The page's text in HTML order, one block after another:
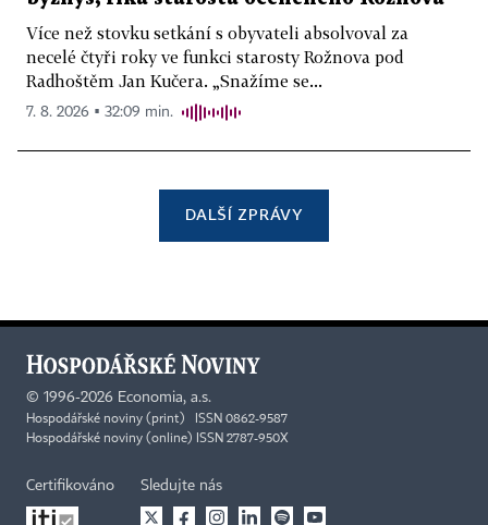
Více než stovku setkání s obyvateli absolvoval za
necelé čtyři roky ve funkci starosty Rožnova pod
Radhoštěm Jan Kučera. „Snažíme se...
7. 8. 2026 ▪ 32:09 min.
DALŠÍ ZPRÁVY
© 1996-2026 Economia, a.s.
Hospodářské noviny (print) ISSN 0862-9587
Hospodářské noviny (online) ISSN 2787-950X
Certifikováno Sledujte nás